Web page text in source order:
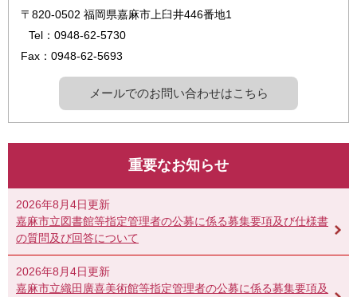
〒820-0502 福岡県嘉麻市上臼井446番地1
Tel：0948-62-5730
Fax：0948-62-5693
メールでのお問い合わせはこちら
重要なお知らせ
2026年8月4日更新
嘉麻市立図書館等指定管理者の公募に係る募集要項及び仕様書
の質問及び回答について
2026年8月4日更新
嘉麻市立織田廣喜美術館等指定管理者の公募に係る募集要項及